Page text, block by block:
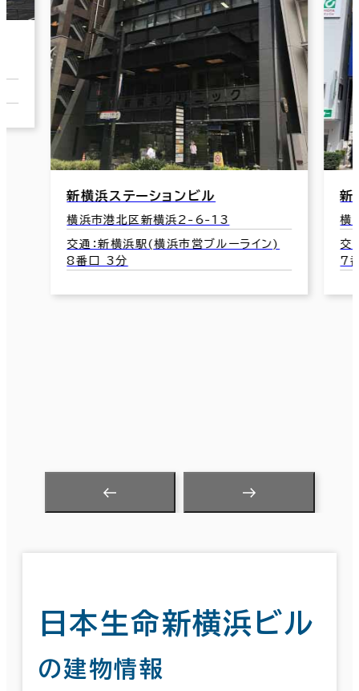
新横浜ステーションビル
横浜市港北区新横浜2-6-13
交通：新横浜駅(横浜市営ブルーライン)
8番口 3分
新
横
交
7
日本生命新横浜ビル
の建物情報